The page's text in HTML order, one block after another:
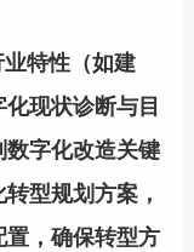
特性（如建
现状诊断与目
字化改造关键
型规划方案，
置，确保转型方